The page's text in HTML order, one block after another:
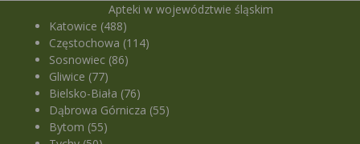
Apteki w województwie śląskim
Katowice (488)
Częstochowa (114)
Sosnowiec (86)
Gliwice (77)
Bielsko-Biała (76)
Dąbrowa Górnicza (55)
Bytom (55)